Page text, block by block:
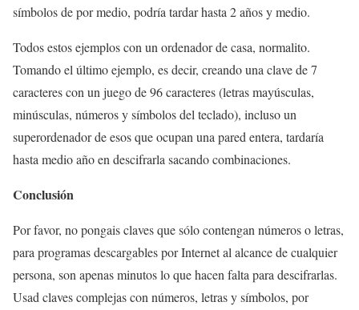
símbolos de por medio, podría tardar hasta 2 años y medio.
Todos estos ejemplos con un ordenador de casa, normalito.
Tomando el último ejemplo, es decir, creando una clave de 7
caracteres con un juego de 96 caracteres (letras mayúsculas,
minúsculas, números y símbolos del teclado), incluso un
superordenador de esos que ocupan una pared entera, tardaría
hasta medio año en descifrarla sacando combinaciones.
Conclusión
Por favor, no pongais claves que sólo contengan números o letras,
para programas descargables por Internet al alcance de cualquier
persona, son apenas minutos lo que hacen falta para descifrarlas.
Usad claves complejas con números, letras y símbolos, por